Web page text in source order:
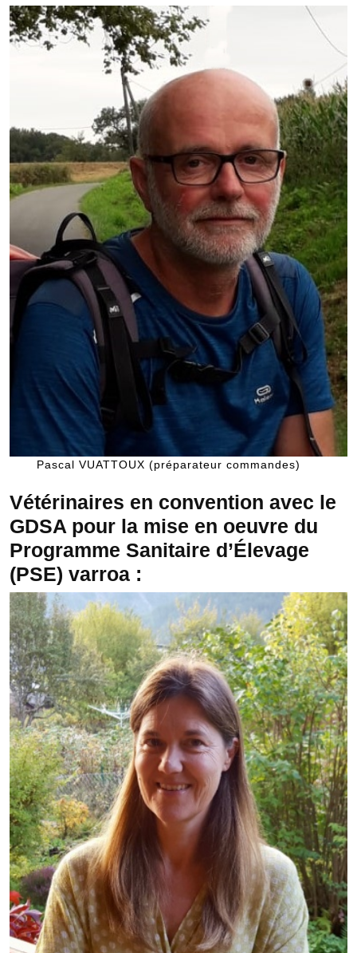
Pascal VUATTOUX (préparateur commandes)
Vétérinaires en convention avec le
GDSA pour la mise en oeuvre du
Programme Sanitaire d’Élevage
(PSE) varroa :